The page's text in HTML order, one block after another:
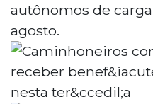
autônomos de
agosto.